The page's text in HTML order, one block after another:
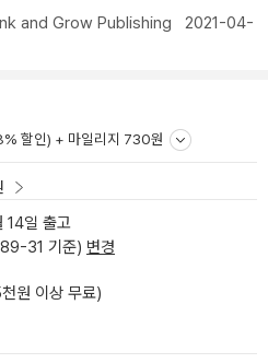
and Grow Publishing 2021-04-
할인) + 마일리지 730원
14일 출고
31 기준) 변경
원 이상 무료)